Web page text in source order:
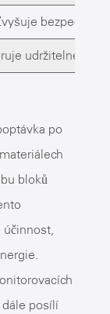
bezpečnost
udržitelné
po
bloků
účinnost,
posílí